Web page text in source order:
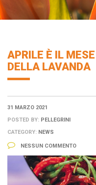
APRILE È IL
DELLA LAVANDA
31 MARZO 2021
POSTED BY: PELLEGRINI
CATEGORY: NEWS
NESSUN COMMENTO